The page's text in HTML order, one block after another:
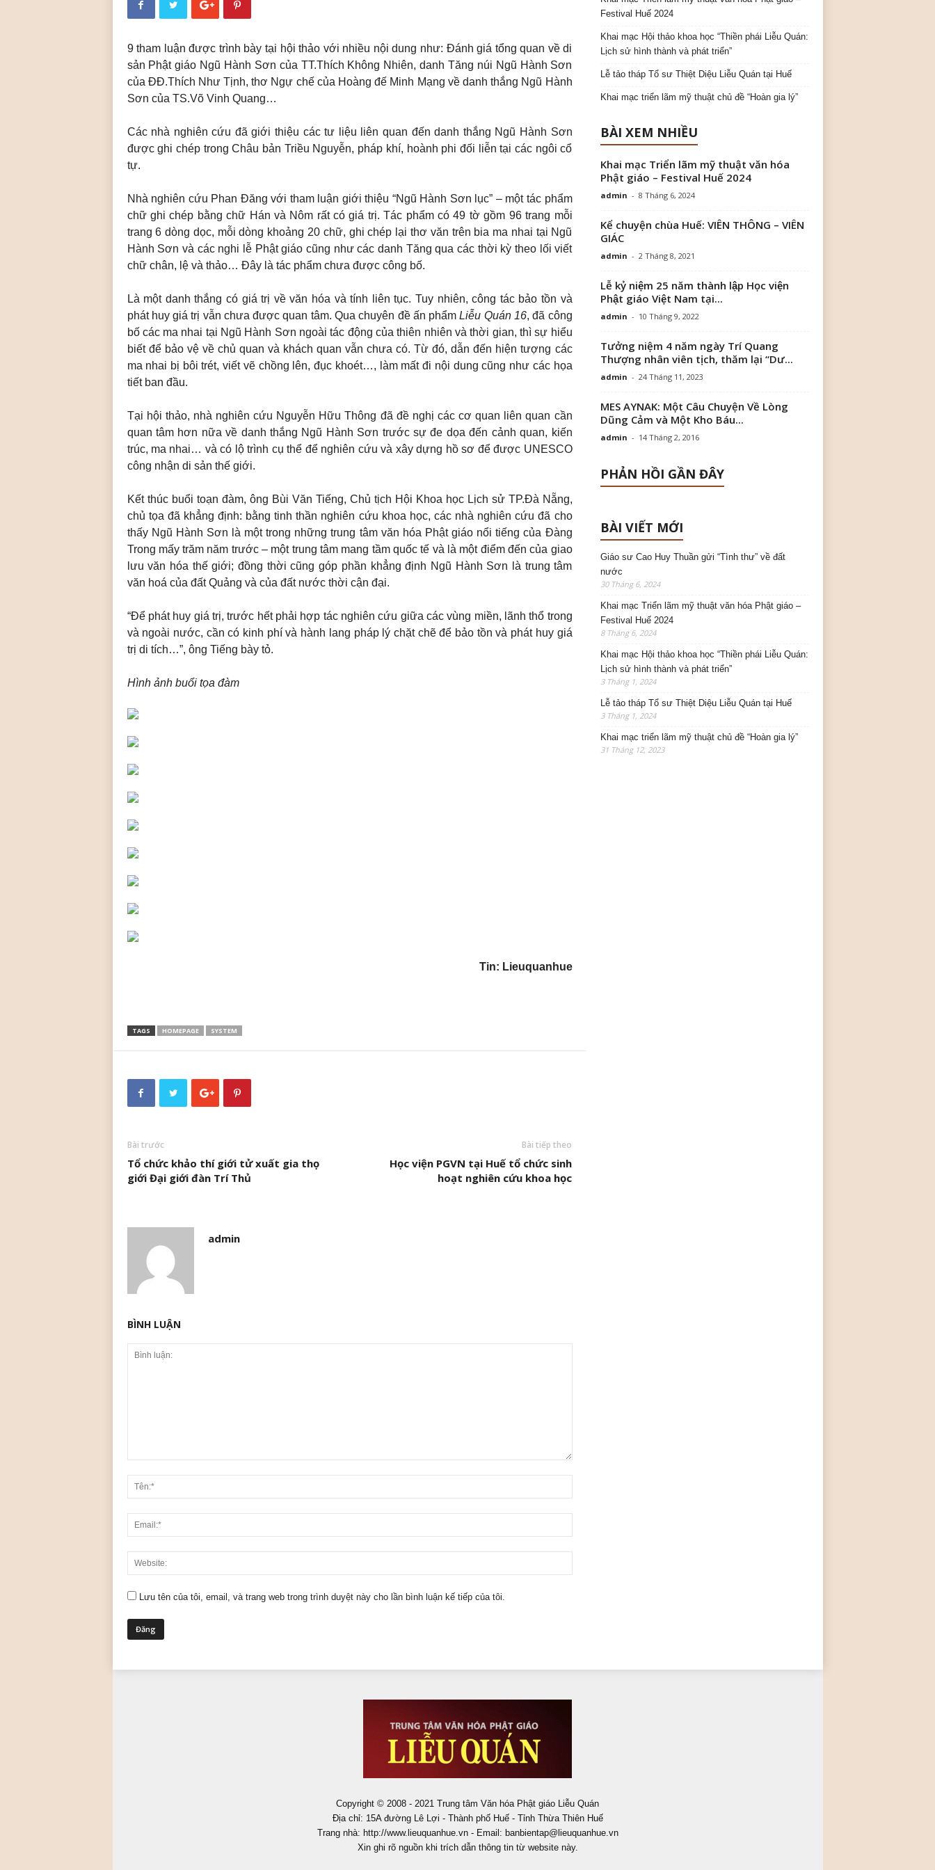
9 tham luận được trình bày tại hội thảo với nhiều nội dung như: Đánh giá tổng quan về di
sản Phật giáo Ngũ Hành Sơn của TT.Thích Không Nhiên, danh Tăng núi Ngũ Hành Sơn
của ĐĐ.Thích Như Tịnh, thơ Ngự chế của Hoàng đế Minh Mạng về danh thắng Ngũ Hành
Sơn của TS.Võ Vinh Quang…
Các nhà nghiên cứu đã giới thiệu các tư liệu liên quan đến danh thắng Ngũ Hành Sơn
được ghi chép trong Châu bản Triều Nguyễn, pháp khí, hoành phi đối liễn tại các ngôi cổ
tự.
Nhà nghiên cứu Phan Đăng với tham luận giới thiệu “Ngũ Hành Sơn lục” – một tác phẩm
chữ ghi chép bằng chữ Hán và Nôm rất có giá trị. Tác phẩm có 49 tờ gồm 96 trang mỗi
trang 6 dòng dọc, mỗi dòng khoảng 20 chữ, ghi chép lại thơ văn trên bia ma nhai tại Ngũ
Hành Sơn và các nghi lễ Phật giáo cũng như các danh Tăng qua các thời kỳ theo lối viết
chữ chân, lệ và thảo… Đây là tác phẩm chưa được công bố.
Là một danh thắng có giá trị về văn hóa và tính liên tục. Tuy nhiên, công tác bảo tồn và
phát huy giá trị vẫn chưa được quan tâm. Qua chuyên đề ấn phẩmLiễu Quán 16, đã công
bố các ma nhai tại Ngũ Hành Sơn ngoài tác động của thiên nhiên và thời gian, thì sự hiểu
biết để bảo vệ về chủ quan và khách quan vẫn chưa có. Từ đó, dẫn đến hiện tượng các
ma nhai bị bôi trét, viết vẽ chồng lên, đục khoét…, làm mất đi nội dung cũng như các họa
tiết ban đầu.
Tại hội thảo, nhà nghiên cứu Nguyễn Hữu Thông đã đề nghị các cơ quan liên quan cần
quan tâm hơn nữa về danh thắng Ngũ Hành Sơn trước sự đe dọa đến cảnh quan, kiến
trúc, ma nhai… và có lộ trình cụ thể để nghiên cứu và xây dựng hồ sơ để được UNESCO
công nhận di sản thế giới.
Kết thúc buổi toạn đàm, ông Bùi Văn Tiếng, Chủ tịch Hội Khoa học Lịch sử TP.Ðà Nẵng,
chủ tọa đã khẳng định: bằng tinh thần nghiên cứu khoa học, các nhà nghiên cứu đã cho
thấy Ngũ Hành Sơn là một trong những trung tâm văn hóa Phật giáo nổi tiếng của Ðàng
Trong mấy trăm năm trước – một trung tâm mang tầm quốc tế và là một điểm đến của giao
lưu văn hóa thế giới; đồng thời cũng góp phần khẳng định Ngũ Hành Sơn là trung tâm
văn hoá của đất Quảng và của đất nước thời cận đại.
“Để phát huy giá trị, trước hết phải hợp tác nghiên cứu giữa các vùng miền, lãnh thổ trong
và ngoài nước, cần có kinh phí và hành lang pháp lý chặt chẽ để bảo tồn và phát huy giá
trị di tích…”, ông Tiếng bày tỏ.
Hình ảnh buổi tọa đàm
Tin: Lieuquanhue
TAGS HOMEPAGE SYSTEM
Bài trước
Tổ chức khảo thí giới tử xuất gia thọ
giới Đại giới đàn Trí Thủ
Bài tiếp theo
Học viện PGVN tại Huế tổ chức sinh
hoạt nghiên cứu khoa học
admin
BÌNH LUẬN
Lưu tên của tôi, email, và trang web trong trình duyệt này cho lần bình luận kế tiếp của tôi.
Festival Huế 2024
Khai mạc Hội thảo khoa học “Thiền phái Liễu Quán:
Lịch sử hình thành và phát triển”
Lễ tảo tháp Tổ sư Thiệt Diệu Liễu Quán tại Huế
Khai mạc triển lãm mỹ thuật chủ đề “Hoàn gia lý”
BÀI XEM NHIỀU
Khai mạc Triển lãm mỹ thuật văn hóa
Phật giáo – Festival Huế 2024
admin - 8 Tháng 6, 2024
Kể chuyện chùa Huế: VIÊN THÔNG – VIÊN
GIÁC
admin - 2 Tháng 8, 2021
Lễ kỷ niệm 25 năm thành lập Học viện
Phật giáo Việt Nam tại...
admin - 10 Tháng 9, 2022
Tưởng niệm 4 năm ngày Trí Quang
Thượng nhân viên tịch, thăm lại “Dư...
admin - 24 Tháng 11, 2023
MES AYNAK: Một Câu Chuyện Về Lòng
Dũng Cảm và Một Kho Báu...
admin - 14 Tháng 2, 2016
PHẢN HỒI GẦN ĐÂY
BÀI VIẾT MỚI
Giáo sư Cao Huy Thuần gửi “Tình thư” về đất
nước
30 Tháng 6, 2024
Khai mạc Triển lãm mỹ thuật văn hóa Phật giáo –
Festival Huế 2024
8 Tháng 6, 2024
Khai mạc Hội thảo khoa học “Thiền phái Liễu Quán:
Lịch sử hình thành và phát triển”
3 Tháng 1, 2024
Lễ tảo tháp Tổ sư Thiệt Diệu Liễu Quán tại Huế
3 Tháng 1, 2024
Khai mạc triển lãm mỹ thuật chủ đề “Hoàn gia lý”
31 Tháng 12, 2023
Copyright © 2008 - 2021 Trung tâm Văn hóa Phật giáo Liễu Quán
Địa chỉ: 15A đường Lê Lợi - Thành phố Huế - Tỉnh Thừa Thiên Huế
Trang nhà: http://www.lieuquanhue.vn - Email: banbientap@lieuquanhue.vn
Xin ghi rõ nguồn khi trích dẫn thông tin từ website này.